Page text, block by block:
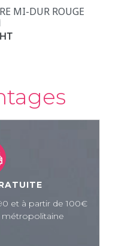
MI-DUR ROUGE
et à partir de 100€
métropolitaine